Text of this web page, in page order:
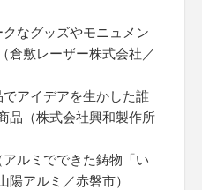
クなグッズやモニュメン
倉敷レーザー株式会社／
でアイデアを生かした誰
品（株式会社興和製作所
アルミでできた鋳物「い
陽アルミ／赤磐市）